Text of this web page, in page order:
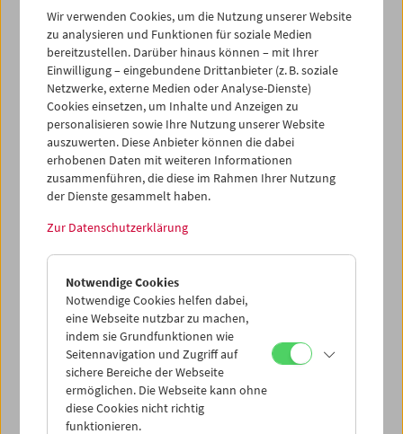
23
25 27
29
30
01 02 03 04 05
iCalender
Programmheft-PDF
English language or subtitles
< Vorherige Woche
Mo 23.4.
Di 24.4.
Mi 25.4.
Do 26.4.
Wir verwenden Cookies, um die Nutzung unserer Website
zu analysieren und Funktionen für soziale Medien
bereitzustellen. Darüber hinaus können – mit Ihrer
Einwilligung – eingebundene Drittanbieter (z. B. soziale
Netzwerke, externe Medien oder Analyse-Dienste)
Cookies einsetzen, um Inhalte und Anzeigen zu
personalisieren sowie Ihre Nutzung unserer Website
auszuwerten. Diese Anbieter können die dabei
erhobenen Daten mit weiteren Informationen
zusammenführen, die diese im Rahmen Ihrer Nutzung
der Dienste gesammelt haben.
Zur Datenschutzerklärung
Notwendige Cookies
Notwendige Cookies helfen dabei,
eine Webseite nutzbar zu machen,
indem sie Grundfunktionen wie
Seitennavigation und Zugriff auf
sichere Bereiche der Webseite
ermöglichen. Die Webseite kann ohne
diese Cookies nicht richtig
funktionieren.